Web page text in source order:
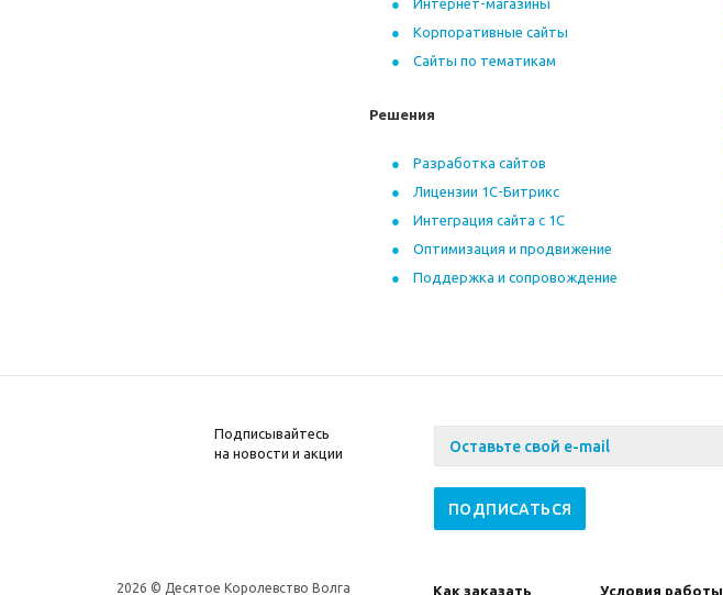
Корпоративные сайты
Сайты по тематикам
Решения
Разработка сайтов
Лицензии 1С-Битрикс
Интеграция сайта с 1С
Оптимизация и продвижение
Поддержка и сопровождение
Подписывайтесь
на новости и акции
2026 © Десятое Королевство Волга Как заказать Условия работы